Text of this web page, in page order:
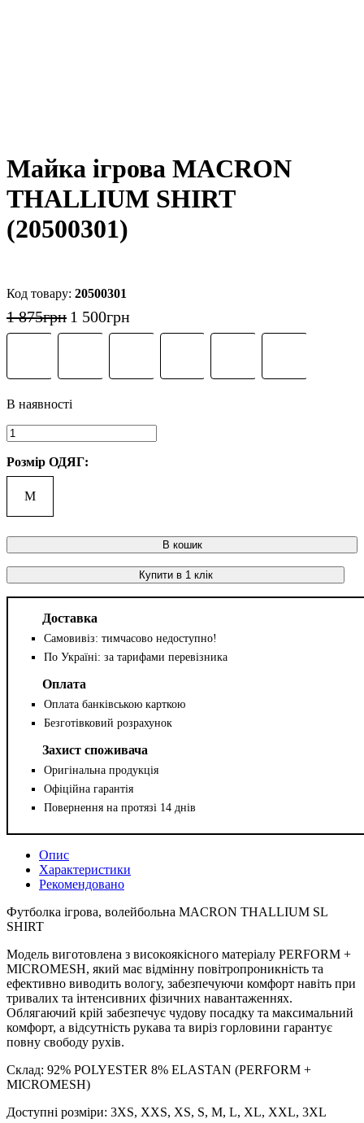
Майка ігрова MACRON
THALLIUM SHIRT
(20500301)
20500301
1 875грн 1 500грн
Розмір ОДЯГ:
M
В кошик
Купити в 1 клік
Доставка
Самовивіз: тимчасово недоступно!
По Україні: за тарифами перевізника
Оплата
Оплата банківською карткою
Безготівковий розрахунок
Захист споживача
Оригінальна продукція
Офіційна гарантія
Повернення на протязі 14 днів
Опис
Характеристики
Рекомендовано
Футболка ігрова, волейбольна MACRON THALLIUM SL
SHIRT
Модель виготовлена з високоякісного матеріалу PERFORM +
MICROMESH, який має відмінну повітропроникність та
ефективно виводить вологу, забезпечуючи комфорт навіть при
тривалих та інтенсивних фізичних навантаженнях.
Облягаючий крій забезпечує чудову посадку та максимальний
комфорт, а відсутність рукава та виріз горловини гарантує
повну свободу рухів.
Склад: 92% POLYESTER 8% ELASTAN (PERFORM +
MICROMESH)
Доступні розміри: 3XS, XXS, XS, S, M, L, XL, XXL, 3XL